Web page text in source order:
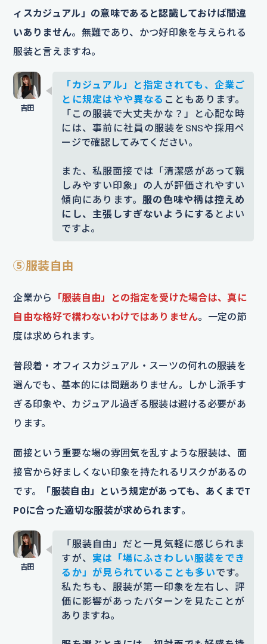
ィスカジュアル」の意味であると認識しておけば間違
いありません。無難であり、かつ好印象を与えられる
服装と言えますね。
「カジュアル」と指定されても、企業ご
とに規定はやや異なる こともあります。
「この服装で大丈夫かな？」と心配な時
には、事前に社員の服装をSNSや採用ペ
ージで確認してみてください。
また、私服面接では「清潔感があって親
しみやすい印象」の人が評価されやすい
傾向にあります。 服の色味や柄は控えめ
にし、主張しすぎないようにする とよい
ですよ。
⑤服装自由
企業から
「服装自由」との指定を受けた場合は、真に
自由な格好で構わないわけではありません。一定の節
度は求められます。
普段着・オフィスカジュアル・スーツの何れの服装を
選んでも、基本的には問題ありません。しかし派手す
ぎる印象や、カジュアル過ぎる服装は避ける必要があ
ります。
面接という重要な場の雰囲気を乱すような服装は、面
接官から好ましくない印象を持たれるリスクがあるの
です。
「服装自由」という規定があっても、あくまでT
POに合った適切な服装が求められます。
「服装自由」だと一見気軽に感じられま
すが、 実は「場にふさわしい服装をでき
るか」が見られていることも多いです。
私たちも、服装が第一印象を左右し、評
価に影響があったパターンを見たことが
ありますね。